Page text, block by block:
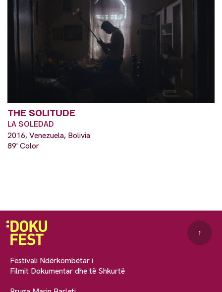
THE SOLITUDE
LA SOLEDAD
2016, Venezuela, Bolivia
89' Color
Festivali Ndërkombëtar i
Filmit Dokumentar dhe të Shkurtë
↑